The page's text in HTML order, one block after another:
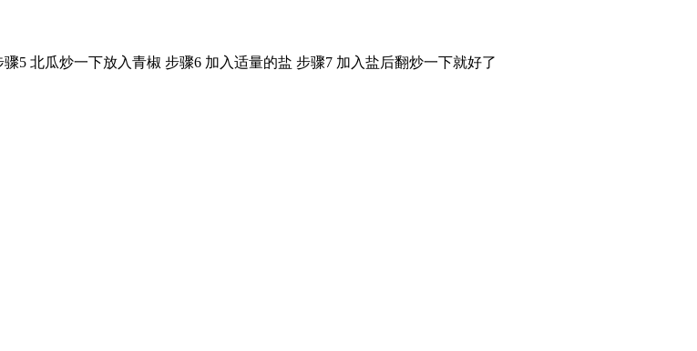
5 北瓜炒一下放入青椒 步骤6 加入适量的盐 步骤7 加入盐后翻炒一下就好了